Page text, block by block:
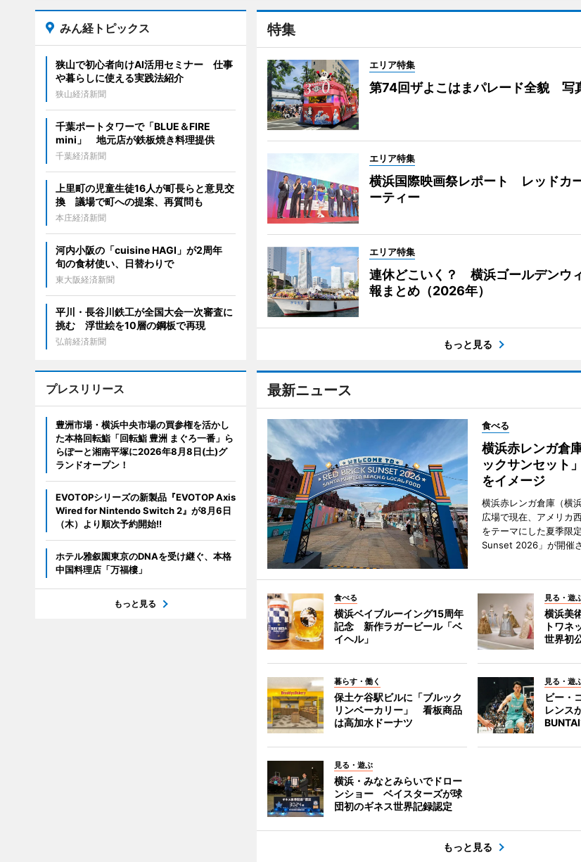
特集
エリア特集
第74回ザよこはまパレード全貌 写
エリア特集
横浜国際映画祭レポート レッドカ
ーティー
エリア特集
連休どこいく？ 横浜ゴールデンウ
報まとめ（2026年）
もっと見る
最新ニュース
食べる
横浜赤レンガ倉
ックサンセット
をイメージ
横浜赤レンガ倉庫（横
広場で現在、アメリカ
をテーマにした夏季限
Sunset 2026」が開催
食べる
横浜ベイブルーイング15周年
記念 新作ラガービール「ベ
イヘル」
見る・遊
横浜美
トワネ
世界初
暮らす・働く
保土ケ谷駅ビルに「ブルック
リンベーカリー」 看板商品
は高加水ドーナツ
見る・遊
ビー・
レンス
見る・遊ぶ
横浜・みなとみらいでドロー
ンショー ベイスターズが球
団初のギネス世界記録認定
もっと見る
みん経トピックス
狭山で初心者向けAI活用セミナー 仕事
や暮らしに使える実践法紹介
狭山経済新聞
千葉ポートタワーで「BLUE＆FIRE
mini」 地元店が鉄板焼き料理提供
千葉経済新聞
上里町の児童生徒16人が町長らと意見交
換 議場で町への提案、再質問も
本庄経済新聞
河内小阪の「cuisine HAGI」が2周年
旬の食材使い、日替わりで
東大阪経済新聞
平川・長谷川鉄工が全国大会一次審査に
挑む 浮世絵を10層の鋼板で再現
弘前経済新聞
プレスリリース
豊洲市場・横浜中央市場の買参権を活かし
た本格回転鮨「回転鮨 豊洲 まぐろ一番」ら
らぽーと湘南平塚に2026年8月8日(土)グ
ランドオープン！
EVOTOPシリーズの新製品『EVOTOP Axis
Wired for Nintendo Switch 2』が8月6日
（木）より順次予約開始!!
ホテル雅叙園東京のDNAを受け継ぐ、本格
中国料理店「万福樓」
もっと見る